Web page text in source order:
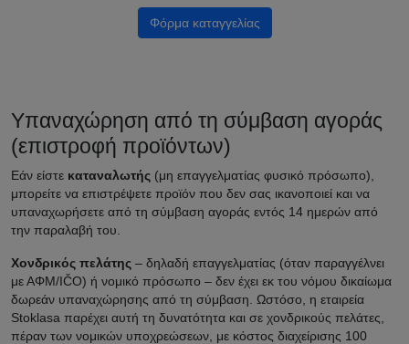
Φόρμα καταγγελίας
Υπαναχώρηση από τη σύμβαση αγοράς
(επιστροφή προϊόντων)
Εάν είστε καταναλωτής (μη επαγγελματίας φυσικό πρόσωπο),
μπορείτε να επιστρέψετε προϊόν που δεν σας ικανοποιεί και να
υπαναχωρήσετε από τη σύμβαση αγοράς εντός 14 ημερών από
την παραλαβή του.
Χονδρικός πελάτης – δηλαδή επαγγελματίας (όταν παραγγέλνει
με ΑΦΜ/IČO) ή νομικό πρόσωπο – δεν έχει εκ του νόμου δικαίωμα
δωρεάν υπαναχώρησης από τη σύμβαση. Ωστόσο, η εταιρεία
Stoklasa παρέχει αυτή τη δυνατότητα και σε χονδρικούς πελάτες,
πέραν των νομικών υποχρεώσεων, με κόστος διαχείρισης 100